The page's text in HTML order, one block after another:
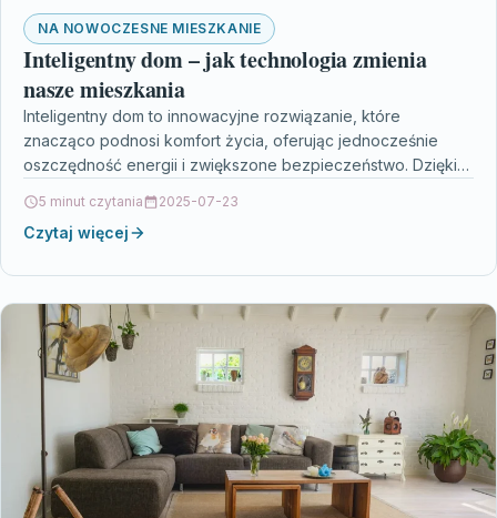
NA NOWOCZESNE MIESZKANIE
Inteligentny dom – jak technologia zmienia
nasze mieszkania
Inteligentny dom to innowacyjne rozwiązanie, które
znacząco podnosi komfort życia, oferując jednocześnie
oszczędność energii i zwiększone bezpieczeństwo. Dzięki
5 minut czytania 2025-07-23
Czytaj więcej